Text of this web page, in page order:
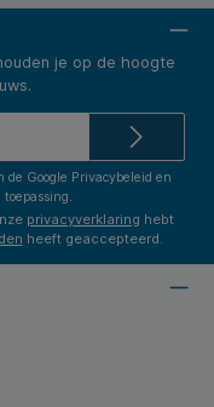
je op de hoogte
de Google Privacybeleid en
privacyverklaring hebt
heeft geaccepteerd.